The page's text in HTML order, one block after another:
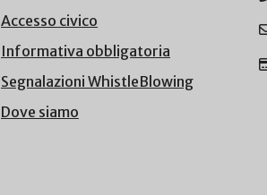
Accesso civico
Informativa obbligatoria
Segnalazioni WhistleBlowing
Dove siamo